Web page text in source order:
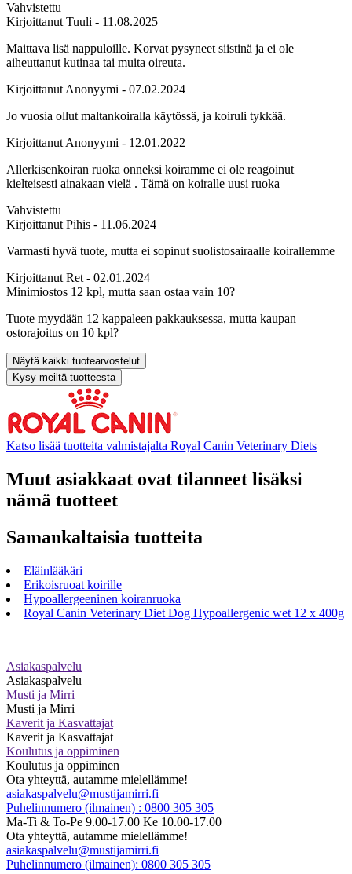
Vahvistettu
Kirjoittanut Tuuli - 11.08.2025
Maittava lisä nappuloille. Korvat pysyneet siistinä ja ei ole
aiheuttanut kutinaa tai muita oireuta.
Kirjoittanut Anonyymi - 07.02.2024
Jo vuosia ollut maltankoiralla käytössä, ja koiruli tykkää.
Kirjoittanut Anonyymi - 12.01.2022
Allerkisenkoiran ruoka onneksi koiramme ei ole reagoinut
kielteisesti ainakaan vielä . Tämä on koiralle uusi ruoka
Vahvistettu
Kirjoittanut Pihis - 11.06.2024
Varmasti hyvä tuote, mutta ei sopinut suolistosairaalle koirallemme
Kirjoittanut Ret - 02.01.2024
Minimiostos 12 kpl, mutta saan ostaa vain 10?
Tuote myydään 12 kappaleen pakkauksessa, mutta kaupan
ostorajoitus on 10 kpl?
Kysy meiltä tuotteesta
Katso lisää tuotteita valmistajalta Royal Canin Veterinary Diets
Muut asiakkaat ovat tilanneet lisäksi
nämä tuotteet
Samankaltaisia tuotteita
Eläinlääkäri
Erikoisruoat koirille
Hypoallergeeninen koiranruoka
Royal Canin Veterinary Diet Dog Hypoallergenic wet 12 x 400g
Asiakaspalvelu
Asiakaspalvelu
Musti ja Mirri
Musti ja Mirri
Kaverit ja Kasvattajat
Kaverit ja Kasvattajat
Koulutus ja oppiminen
Koulutus ja oppiminen
Ota yhteyttä, autamme mielellämme!
asiakaspalvelu@mustijamirri.fi
Puhelinnumero (ilmainen) : 0800 305 305
Ma-Ti & To-Pe 9.00-17.00 Ke 10.00-17.00
Ota yhteyttä, autamme mielellämme!
asiakaspalvelu@mustijamirri.fi
Puhelinnumero (ilmainen): 0800 305 305